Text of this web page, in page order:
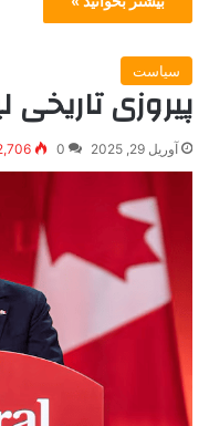
سیاست
پیروزی تاریخی
آوریل 29, 2025 0